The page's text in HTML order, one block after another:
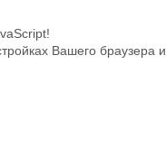
Вашего браузера и